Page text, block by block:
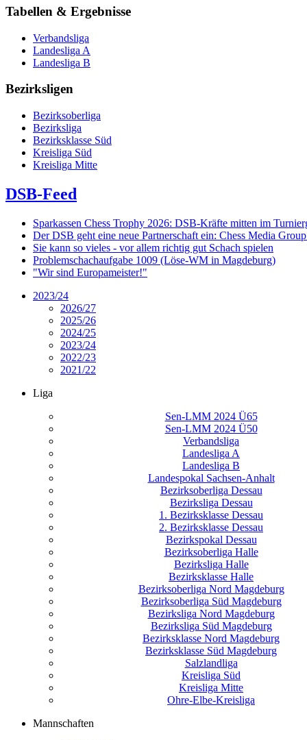
Tabellen & Ergebnisse
Verbandsliga
Landesliga A
Landesliga B
Bezirksligen
Bezirksoberliga
Bezirksliga
Bezirksklasse Süd
Kreisliga Süd
Kreisliga Mitte
DSB-Feed
Sparkassen Chess Trophy 2026: DSB-Kräfte mitten im
Der DSB geht eine neue Partnerschaft ein: Chess Media
Sie kann so vieles - vor allem richtig gut Schach spielen
Problemschachaufgabe 1009 (Löse-WM in Magdeburg)
"Wir sind Europameister!"
2023/24
2026/27
2025/26
2024/25
2023/24
2022/23
2021/22
Liga
Sen-LMM 2024 Ü65
Sen-LMM 2024 Ü50
Verbandsliga
Landesliga A
Landesliga B
Landespokal Sachsen-Anhalt
Bezirksoberliga Dessau
Bezirksliga Dessau
1. Bezirksklasse Dessau
2. Bezirksklasse Dessau
Bezirkspokal Dessau
Bezirksoberliga Halle
Bezirksliga Halle
Bezirksklasse Halle
Bezirksoberliga Nord Magdeburg
Bezirksoberliga Süd Magdeburg
Bezirksliga Nord Magdeburg
Bezirksliga Süd Magdeburg
Bezirksklasse Nord Magdeburg
Bezirksklasse Süd Magdeburg
Salzlandliga
Kreisliga Süd
Kreisliga Mitte
Ohre-Elbe-Kreisliga
Mannschaften